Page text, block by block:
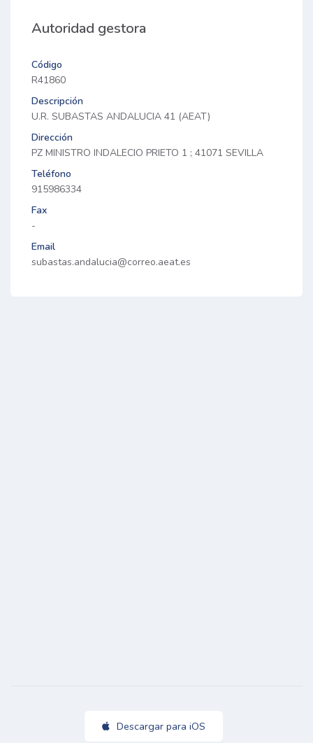
Autoridad gestora
Código
R41860
Descripción
U.R. SUBASTAS ANDALUCIA 41 (AEAT)
Dirección
PZ MINISTRO INDALECIO PRIETO 1 ; 41071 SEVILLA
Teléfono
915986334
Fax
-
Email
subastas.andalucia@correo.aeat.es
Descargar para iOS